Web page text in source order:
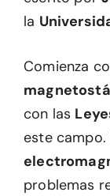
la
Comienza
con las
este campo.
problemas